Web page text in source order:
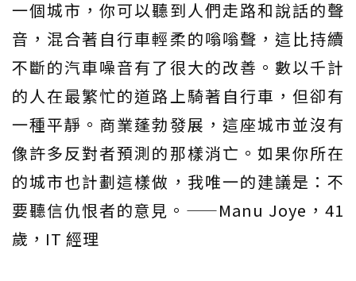
一個城市，你可以聽到人們走路和說話的聲
音，混合著自行車輕柔的嗡嗡聲，這比持續
不斷的汽車噪音有了很大的改善。數以千計
的人在最繁忙的道路上騎著自行車，但卻有
一種平靜。商業蓬勃發展，這座城市並沒有
像許多反對者預測的那樣消亡。如果你所在
的城市也計劃這樣做，我唯一的建議是：不
要聽信仇恨者的意見。——Manu Joye，41
歲，IT 經理